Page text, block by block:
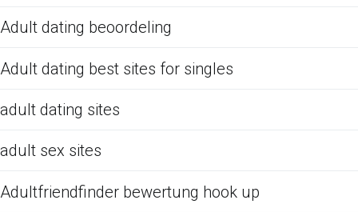
Adult dating beoordeling
Adult dating best sites for singles
adult dating sites
adult sex sites
Adultfriendfinder bewertung hook up